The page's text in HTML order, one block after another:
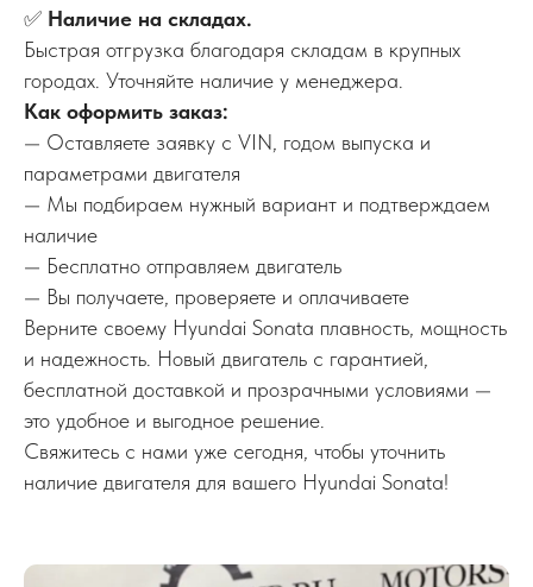
✅ Наличие на складах.
Быстрая отгрузка благодаря складам в крупных
городах. Уточняйте наличие у менеджера.
Как оформить заказ:
— Оставляете заявку с VIN, годом выпуска и
параметрами двигателя
— Мы подбираем нужный вариант и подтверждаем
наличие
— Бесплатно отправляем двигатель
— Вы получаете, проверяете и оплачиваете
Верните своему Hyundai Sonata плавность, мощность
и надежность. Новый двигатель с гарантией,
бесплатной доставкой и прозрачными условиями —
это удобное и выгодное решение.
Свяжитесь с нами уже сегодня, чтобы уточнить
наличие двигателя для вашего Hyundai Sonata!